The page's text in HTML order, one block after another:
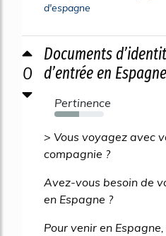
d'espagne
0
Documents
d’entrée en
Pertinence
50%
> Vous voyagez avec
compagnie ?
Avez-vous besoin de
en Espagne ?
Pour venir en